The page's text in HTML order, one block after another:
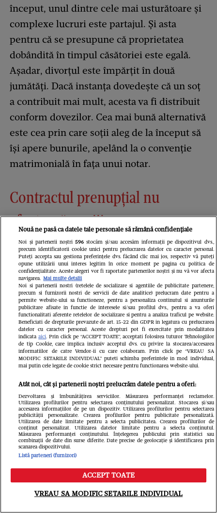
început, unul dintre cele mai usturătoare și
complexe lucruri este partajul. Și asta
pentru că se presupune că proprietatea
dobândită în timpul căsătoriei este egală.
Așadar, divorțul este împărțit în două
jumătăți. Dacă instanța dovedește că un soț
a contribuit mai mult, acesta va fi distribuit
conform dovezilor. Cea mai bună alternativă
este cea prin care soții aleg de la început să
își apere bunurile, apelând la o convenție
matrimonială în fața unui notar.
Contractul prenupțial nu
afectează copiii
Convențiile matrimoniale se înscriu
automat într-un registru special, păstrat la
judecătoria din circumscripția căreia se află
domiciliul comun al soților. Contractele pot
fi notate la cererea soților în cartea funciară
(când se referă la imobile) sau pot fi înscrise
în registrul comerțului (când se referă la
firme sau activități comerciale).
Un lucru foarte important de știut și de
reținut este faptul că ceea ce este contractul
prenupțial nu afectează nicicum copiii
rezultați din căsătorie. În plus, nu poate
constitui de unul singur un motiv de divorț.
Mai ales dacă unul dintre soți refuză
Meniu Caută
Nouă ne pasă ca datele tale personale să rămână confidențiale
Noi și partenerii noștri 596stocăm și/sau accesăm informații pe dispozitivul dvs.,
precum identificatorii cookie unici pentru prelucrarea datelor cu caracter personal.
Puteți accepta sau gestiona preferințele dvs. făcând clic mai jos, respectiv vă puteți
opune utilizării unui interes legitim în orice moment pe pagina cu politica de
confidențialitate. Aceste alegeri vor fi raportate partenerilor noștri și nu vă vor afecta
navigarea. Mai multe detalii
Noi si partenerii nostri (retelele de socializare si agentiile de publicitate partenere,
precum si furnizorii nostri de servicii de date analitice) prelucram date pentru a
permite website-ului sa functioneze, pentru a personaliza continutul si anunturile
publicitare afisate in functie de interesele si/sau profilul dvs., pentru a va oferi
functionalitati aferente retelelor de socializare si pentru a analiza traficul pe website.
Beneficiati de drepturile prevazute de art. 15-22 din GDPR in legatura cu prelucrarea
datelor cu caracter personal. Aceste drepturi pot fi exercitate prin modalitatea
indicataaici. Prin click pe “ACCEPT TOATE”, acceptati folosirea tuturor Tehnologiilor
de tip Cookie, care implica inclusiv acceptul dvs. cu privire la stocarea/accesarea
informatiilor de catre Vendor-ii cu care colaboram. Prin click pe “VREAU SA
MODIFIC SETARILE INDIVIDUAL” puteti schimba preferintele in mod individual,
mai putin cele legate de cookie strict necesare pentru functionarea website-ului.
Atât noi, cât și partenerii noștri prelucrăm datele pentru a oferi:
Dezvoltarea și îmbunătățirea serviciilor. Măsurarea performanței reclamelor.
Utilizarea profilurilor pentru selectarea conținutului personalizat. Stocarea și/sau
accesarea informațiilor de pe un dispozitiv. Utilizarea profilurilor pentru selectarea
publicității personalizate. Crearea profilurilor pentru publicitate personalizată.
Utilizarea de date limitate pentru a selecta publicitatea. Crearea profilurilor de
conținut personalizat. Utilizarea datelor limitate pentru a selecta conținutul.
Măsurarea performanței conținutului. Înțelegerea publicului prin statistici sau
combinații de date din surse diferite. Date precise de geolocație și identificarea prin
scanarea dispozitivului.
Listă parteneri (furnizori)
ACCEPT TOATE
VREAU SA MODIFIC SETARILE INDIVIDUAL